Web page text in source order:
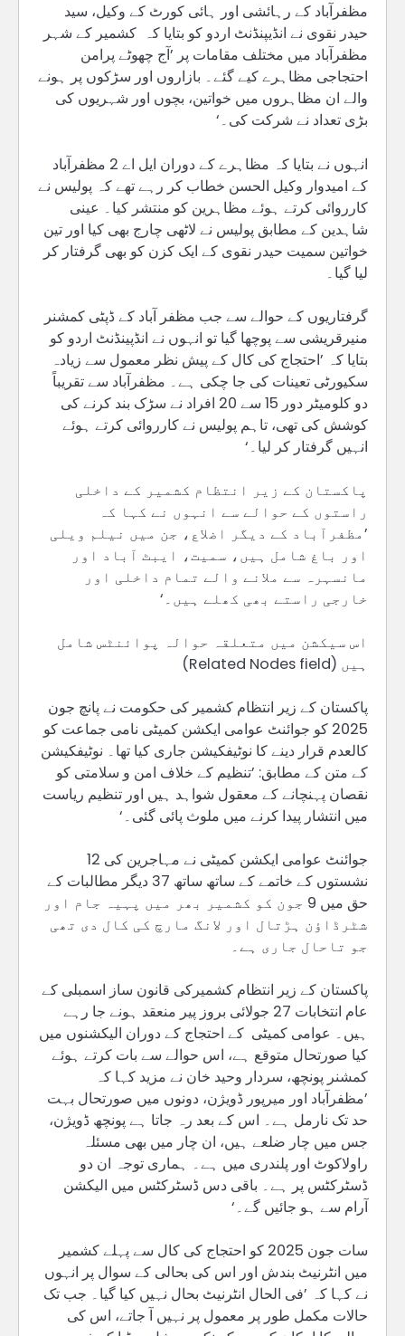
مظفرآباد کے رہائشی اور ہائی کورٹ کے وکیل، سید
حیدر نقوی نے انڈیپنڈنٹ اردو کو بتایا کہ کشمیر کے شہر
مظفرآباد میں مختلف مقامات پر ’آج چھوٹے پرامن
احتجاجی مظاہرے کیے گئے۔ بازاروں اور سڑکوں پر ہونے
والے ان مظاہروں میں خواتین، بچوں اور شہریوں کی
بڑی تعداد نے شرکت کی۔‘
انہوں نے بتایا کہ مظاہرے کے دوران ایل اے 2 مظفرآباد
کے امیدوار وکیل الحسن خطاب کر رہے تھے کہ پولیس نے
کارروائی کرتے ہوئے مظاہرین کو منتشر کیا۔ عینی
شاہدین کے مطابق پولیس نے لاٹھی چارج بھی کیا اور تین
خواتین سمیت حیدر نقوی کے ایک کزن کو بھی گرفتار کر
لیا گیا۔
گرفتاریوں کے حوالے سے جب مظفر آباد کے ڈپٹی کمشنر
منیرقریشی سے پوچھا گیا تو انہوں نے انڈپینڈنٹ اردو کو
بتایا کہ ’احتجاج کی کال کے پیش نظر معمول سے زیادہ
سکیورٹی تعینات کی جا چکی ہے۔ مظفرآباد سے تقریباً
دو کلومیٹر دور 15 سے 20 افراد نے سڑک بند کرنے کی
کوشش کی تھی، تاہم پولیس نے کارروائی کرتے ہوئے
انہیں گرفتار کر لیا۔‘
پاکستان کے زیر انتظام کشمیر کے داخلی
راستوں کے حوالے سے انہوں نے کہا کہ
’مظفرآباد کے دیگر اضلاع، جن میں نیلم ویلی
اور باغ شامل ہیں، سمیت، ایبٹ آباد اور
مانسہرہ سے ملانے والے تمام داخلی اور
خارجی راستے بھی کھلے ہیں۔‘
اس سیکشن میں متعلقہ حوالہ پوائنٹس شامل
ہیں (Related Nodes field)
پاکستان کے زیر انتظام کشمیر کی حکومت نے پانچ جون
2025 کو جوائنٹ عوامی ایکشن کمیٹی نامی جماعت کو
کالعدم قرار دینے کا نوٹیفکیشن جاری کیا تھا۔ نوٹیفکیشن
کے متن کے مطابق: ’تنظیم کے خلاف امن و سلامتی کو
نقصان پہنچانے کے معقول شواہد ہیں اور تنظیم ریاست
میں انتشار پیدا کرنے میں ملوث پائی گئی۔‘
جوائنٹ عوامی ایکشن کمیٹی نے مہاجرین کی 12
نشستوں کے خاتمے کے ساتھ ساتھ 37 دیگر مطالبات کے
حق میں 9 جون کو کشمیر بھر میں پہیہ جام اور
شٹرڈاؤن ہڑتال اور لانگ مارچ کی کال دی تھی
جو تاحال جاری ہے۔
پاکستان کے زیر انتظام کشمیرکی قانون ساز اسمبلی کے
عام انتخابات 27 جولائی بروز پیر منعقد ہونے جا رہے
ہیں۔ عوامی کمیٹی کے احتجاج کے دوران الیکشنوں میں
کیا صورتحال متوقع ہے، اس حوالے سے بات کرتے ہوئے
کمشنر پونچھ، سردار وحید خان نے مزید کہا کہ
’مظفرآباد اور میرپور ڈویژن، دونوں میں صورتحال بہت
حد تک نارمل ہے۔ اس کے بعد رہ جاتا ہے پونچھ ڈویژن،
جس میں چار ضلعے ہیں، ان چار میں بھی مسئلہ
راولاکوٹ اور پلندری میں ہے۔ ہماری توجہ ان دو
ڈسٹرکٹس پر ہے۔ باقی دس ڈسٹرکٹس میں الیکشن
آرام سے ہو جائیں گے۔‘
سات جون 2025 کو احتجاج کی کال سے پہلے کشمیر
میں انٹرنیٹ بندش اور اس کی بحالی کے سوال پر انہوں
نے کہا کہ ’فی الحال انٹرنیٹ بحال نہیں کیا گیا۔ جب تک
حالات مکمل طور پر معمول پر نہیں آ جاتے، اس کی